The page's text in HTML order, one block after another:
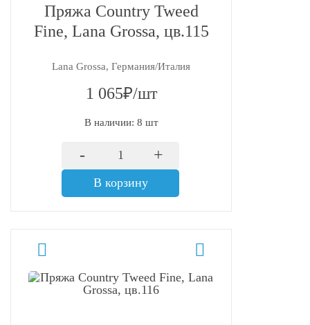
Пряжа Country Tweed
Fine, Lana Grossa, цв.115
Lana Grossa, Германия/Италия
1 065₽/шт
В наличии: 8 шт
- +
В корзину